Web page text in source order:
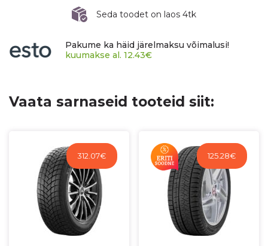
Seda toodet on laos 4tk
Pakume ka häid järelmaksu võimalusi!
kuumakse al. 12.43€
Vaata sarnaseid tooteid siit:
312.07€ 125.28€